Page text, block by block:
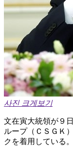
사진 크게보기
文在寅大統領が９
ループ（ＣＳＧＫ
クを着用している